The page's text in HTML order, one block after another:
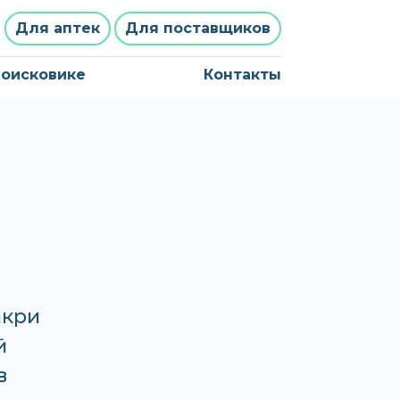
Для аптек Для поставщиков
Контакты